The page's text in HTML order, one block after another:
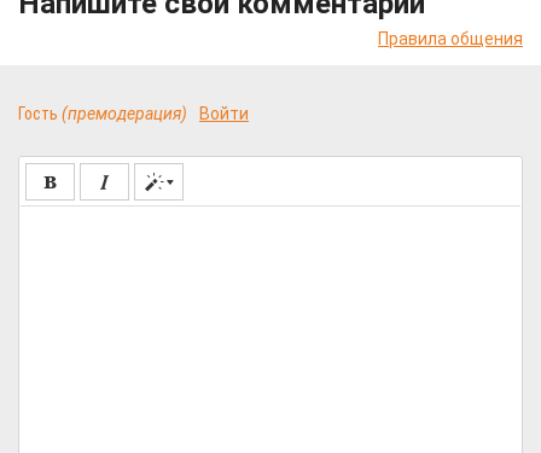
Правила общения
Гость (премодерация) Войти